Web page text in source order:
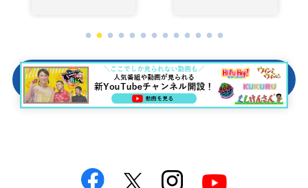
番組情報をみる